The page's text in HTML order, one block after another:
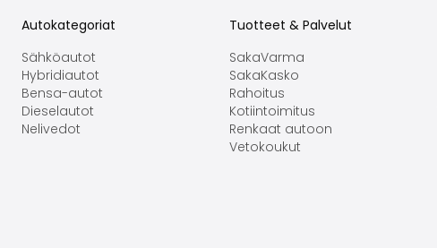
Autokategoriat
Sähköautot
Hybridiautot
Bensa-autot
Dieselautot
Nelivedot
Tuotteet & Palvelut
SakaVarma
SakaKasko
Rahoitus
Kotiintoimitus
Renkaat autoon
Vetokoukut